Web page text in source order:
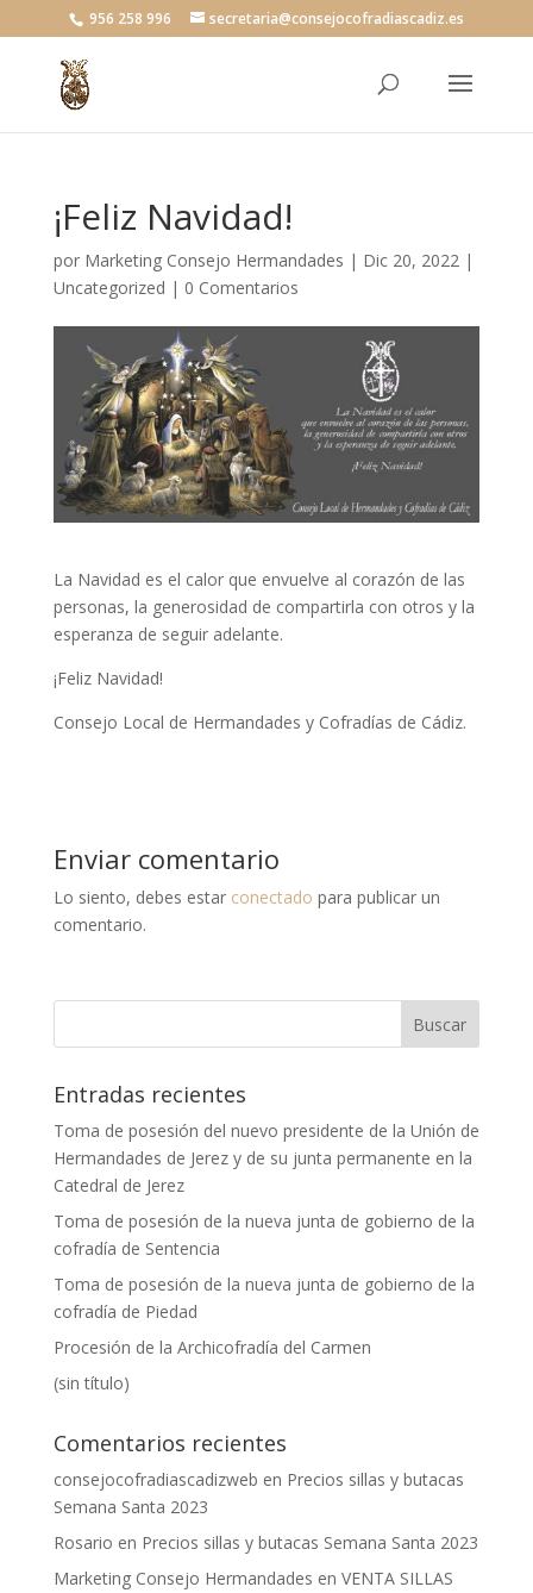
956 258 996 secretaria@consejocofradiascadiz.es
¡Feliz Navidad!
por Marketing Consejo Hermandades | Dic 20, 2022|
Uncategorized | 0 Comentarios
La Navidad es el calor que envuelve al corazón de las
personas, la generosidad de compartirla con otros y la
esperanza de seguir adelante.
¡Feliz Navidad!
Consejo Local de Hermandades y Cofradías de Cádiz.
Enviar comentario
Lo siento, debes estar conectado para publicar un
comentario.
Entradas recientes
Toma de posesión del nuevo presidente de la Unión de
Hermandades de Jerez y de su junta permanente en la
Catedral de Jerez
Toma de posesión de la nueva junta de gobierno de la
cofradía de Sentencia
Toma de posesión de la nueva junta de gobierno de la
cofradía de Piedad
Procesión de la Archicofradía del Carmen
(sin título)
Comentarios recientes
consejocofradiascadizweb en Precios sillas y butacas
Semana Santa 2023
Rosario en Precios sillas y butacas Semana Santa 2023
Marketing Consejo Hermandades en VENTA SILLAS